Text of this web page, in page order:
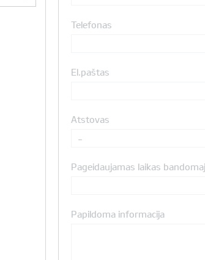
Telefonas
El.paštas
Atstovas
-
Pageidaujamas laikas
Papildoma informacija